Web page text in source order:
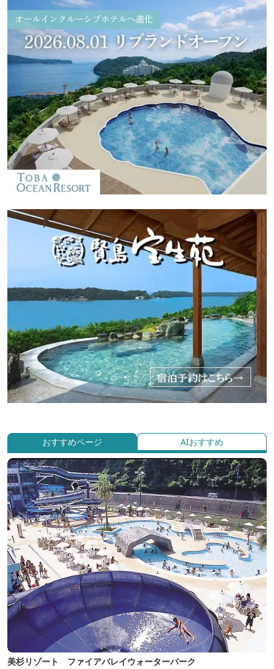
おすすめページ AIおすすめ
美杉リゾート ファイアバレイウォーターパーク